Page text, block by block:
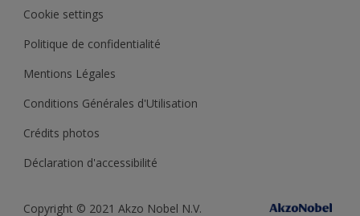
Cookie settings
Politique de confidentialité
Mentions Légales
Conditions Générales d'Utilisation
Crédits photos
Déclaration d'accessibilité
Copyright © 2021 Akzo Nobel N.V.